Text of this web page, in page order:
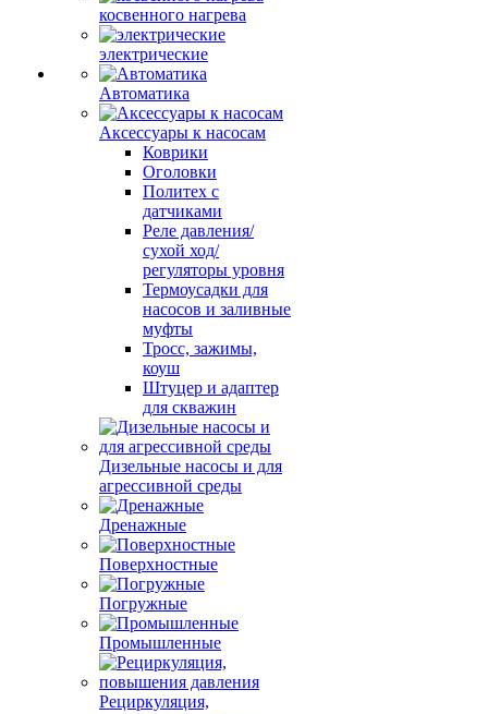
косвенного нагрева
электрические
Автоматика
Аксессуары к насосам
Коврики
Оголовки
Политех с
датчиками
Реле давления/
сухой ход/
регуляторы уровня
Термоусадки для
насосов и заливные
муфты
Тросс, зажимы,
коуш
Штуцер и адаптер
для скважин
Дизельные насосы и для
агрессивной среды
Дренажные
Поверхностные
Погружные
Промышленные
Рециркуляция,